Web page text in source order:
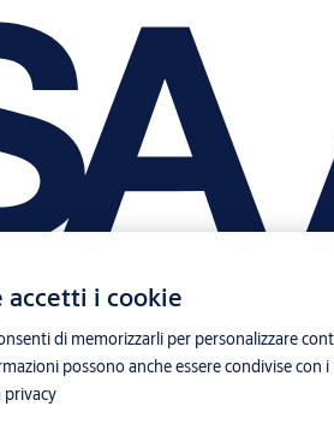
accetti i cookie
di memorizzarli per personalizzare
possono anche essere condivise con
privacy